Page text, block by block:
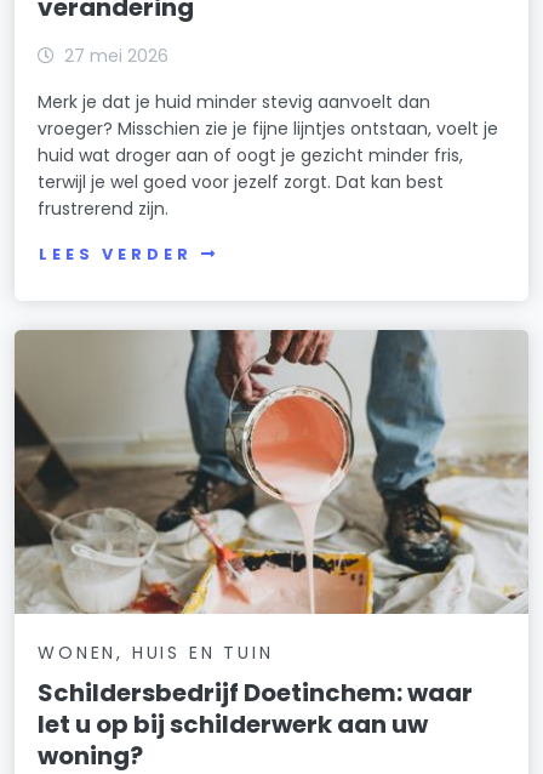
27 mei 2026
Merk je dat je huid minder stevig aanvoelt dan
vroeger? Misschien zie je fijne lijntjes ontstaan, voelt je
huid wat droger aan of oogt je gezicht minder fris,
terwijl je wel goed voor jezelf zorgt. Dat kan best
frustrerend zijn.
LEES VERDER
WONEN, HUIS EN TUIN
Schildersbedrijf Doetinchem: waar
let u op bij schilderwerk aan uw
woning?